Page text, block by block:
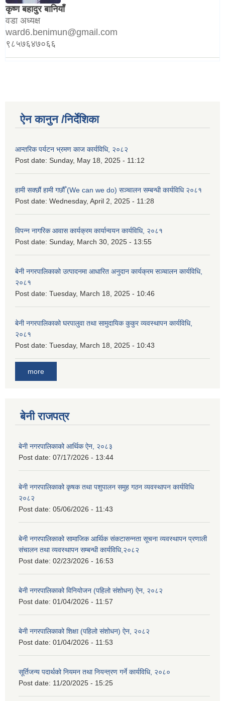
कृष्ण बहादुर बानियाँ
वडा अध्यक्ष
ward6.benimun@gmail.com
९८५७६४७०६६
ऐन कानुन /निर्देशिका
आन्तरिक पर्यटन भ्रमण काज कार्यविधि, २०८२
Post date: Sunday, May 18, 2025 - 11:12
हामी सक्छौं हामी गछौँ (We can we do) सञ्चालन सम्बन्धी कार्यविधि २०८१
Post date: Wednesday, April 2, 2025 - 11:28
विपन्न नागरिक आवास कार्यक्रम कार्यान्वयन कार्यविधि, २०८१
Post date: Sunday, March 30, 2025 - 13:55
बेनी नगरपालिकाको उत्पादनमा आधारित अनुदान कार्यक्रम सञ्‍चालन कार्यविधि,
२०८१
Post date: Tuesday, March 18, 2025 - 10:46
बेनी नगरपालिकाको घरपालुवा तथा सामुदायिक कुकुर व्यवस्थापन कार्यविधि,
२०८१
Post date: Tuesday, March 18, 2025 - 10:43
more
बेनी राजपत्र
बेनी नगरपालिकाको आर्थिक ऐन, २०८३
Post date: 07/17/2026 - 13:44
बेनी नगरपालिकाको कृषक तथा पशुपालन समुह गठन व्यवस्थापन कार्यविधि
२०८२
Post date: 05/06/2026 - 11:43
बेनी नगरपालिकाको सामाजिक आर्थिक संकटासन्नता सूचना व्यवस्थापन प्रणाली
संचालन तथा व्यवस्थापन सम्बन्धी कार्यविधि,२०८२
Post date: 02/23/2026 - 16:53
बेनी नगरपालिकाको विनियोजन (पहिलो संशोधन) ऐन, २०८२
Post date: 01/04/2026 - 11:57
बेनी नगरपालिकाको शिक्षा (पहिलो संशोधन) ऐन, २०८२
Post date: 01/04/2026 - 11:53
सूर्तिजन्य पदार्थको नियमन तथा नियन्त्रण गर्ने कार्यविधि, २०८०
Post date: 11/20/2025 - 15:25